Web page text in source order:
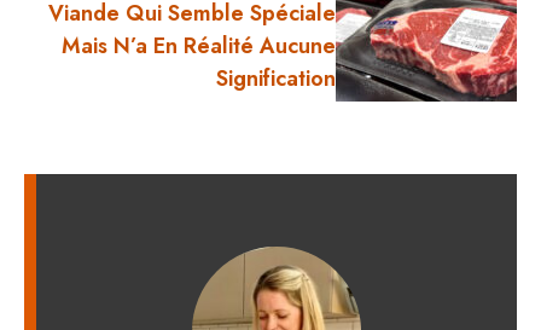
Viande Qui Semble Spéciale
Mais N’a En Réalité Aucune
Signification